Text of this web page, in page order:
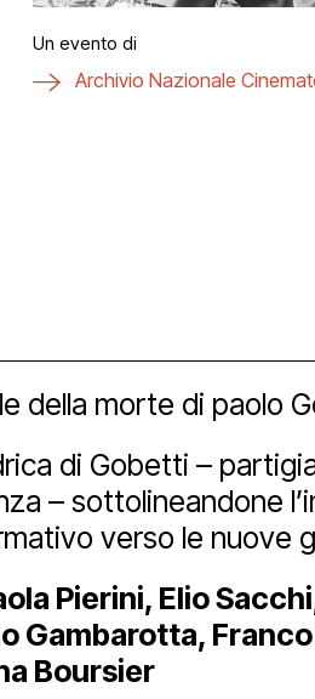
Un evento di
Archivio Nazionale
della morte di paolo
di Gobetti –
– sottolineandone
verso le nuove
Pierini, Elio
Gambarotta,
Boursier